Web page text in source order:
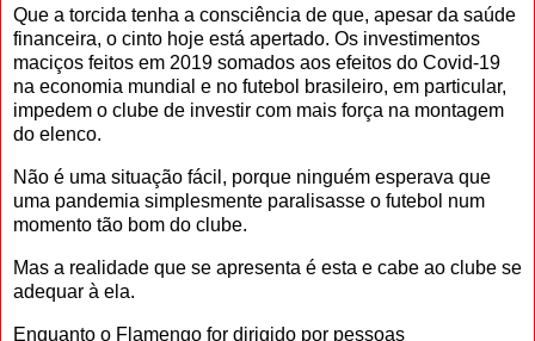
Que a torcida tenha a consciência de que, apesar da saúde
financeira, o cinto hoje está apertado. Os investimentos
maciços feitos em 2019 somados aos efeitos do Covid-19
na economia mundial e no futebol brasileiro, em particular,
impedem o clube de investir com mais força na montagem
do elenco.
Não é uma situação fácil, porque ninguém esperava que
uma pandemia simplesmente paralisasse o futebol num
momento tão bom do clube.
Mas a realidade que se apresenta é esta e cabe ao clube se
adequar à ela.
Enquanto o Flamengo for dirigido por pessoas